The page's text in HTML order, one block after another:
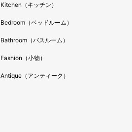
Kitchen（キッチン）
Bedroom（ベッドルーム）
Bathroom（バスルーム）
Fashion（小物）
Antique（アンティーク）